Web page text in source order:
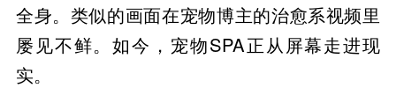
全身。类似的画面在宠物博主的治愈系视频里
屡见不鲜。如今，宠物SPA正从屏幕走进现
实。